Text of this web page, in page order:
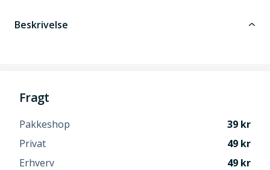
Beskrivelse
Fragt
Pakkeshop
39
Privat
49
Erhverv
49